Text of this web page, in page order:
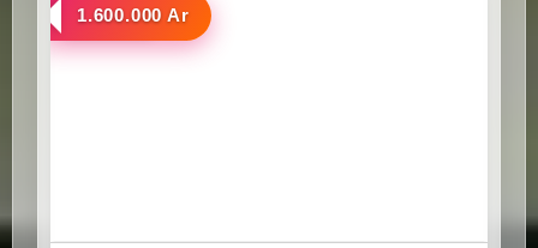
a louer
1.600.000 Ar